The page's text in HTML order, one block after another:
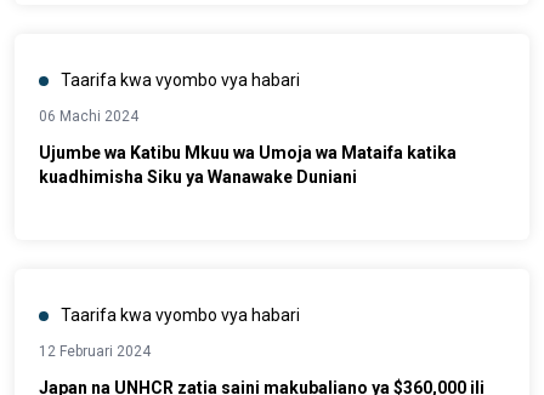
Taarifa kwa vyombo vya habari
06 Machi 2024
Ujumbe wa Katibu Mkuu wa Umoja wa Mataifa katika
kuadhimisha Siku ya Wanawake Duniani
Taarifa kwa vyombo vya habari
12 Februari 2024
Japan na UNHCR zatia saini makubaliano ya $360,000 ili